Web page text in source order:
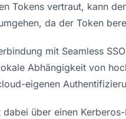
Tokens vertraut, kann
da der Token
mit Seamless
Abhängigkeit von
eigenen
dabei über einen